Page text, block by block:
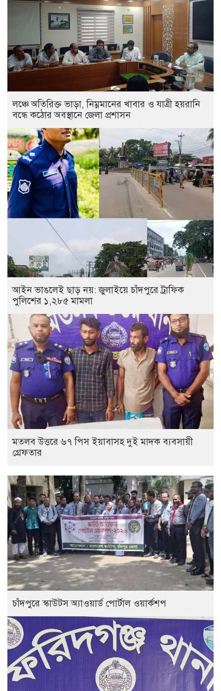
লঞ্চে অতিরিক্ত ভাড়া, নিম্নমানের খাবার ও যাত্রী হয়রানি
বন্ধে কঠোর অবস্থানে জেলা প্রশাসন
আইন ভাঙলেই ছাড় নয়: জুলাইয়ে চাঁদপুরে ট্রাফিক
পুলিশের ১,২৮৫ মামলা
মতলব উত্তরে ৬৭ পিস ইয়াবাসহ দুই মাদক ব্যবসায়ী
গ্রেফতার
চাঁদপুরে স্কাউটস অ্যাওয়ার্ড পোর্টাল ওয়ার্কশপ